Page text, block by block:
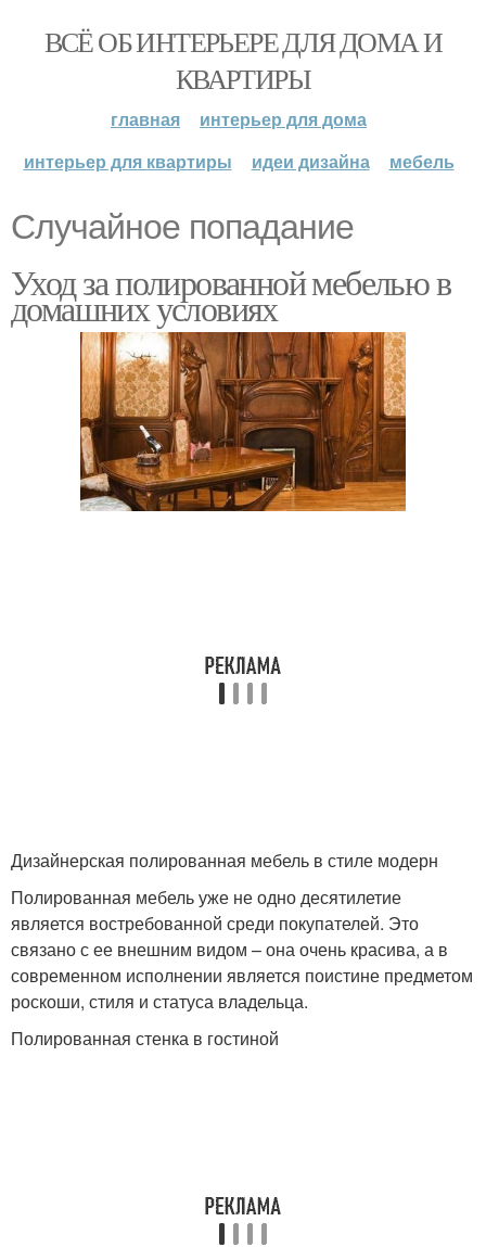
ВСЁ ОБ ИНТЕРЬЕРЕ ДЛЯ ДОМА И
КВАРТИРЫ
главная
интерьер для дома
интерьер для квартиры
идеи дизайна мебель
Случайное попадание
Уход за полированной мебелью в
домашних условиях
Дизайнерская полированная мебель в стиле модерн
Полированная мебель уже не одно десятилетие
является востребованной среди покупателей. Это
связано с ее внешним видом – она очень красива, а в
современном исполнении является поистине предметом
роскоши, стиля и статуса владельца.
Полированная стенка в гостиной